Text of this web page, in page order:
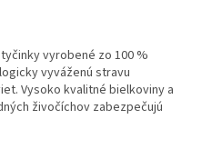
vyrobené zo 100 %
vyváženú stravu
Vysoko kvalitné bielkoviny a
živočíchov zabezpečujú